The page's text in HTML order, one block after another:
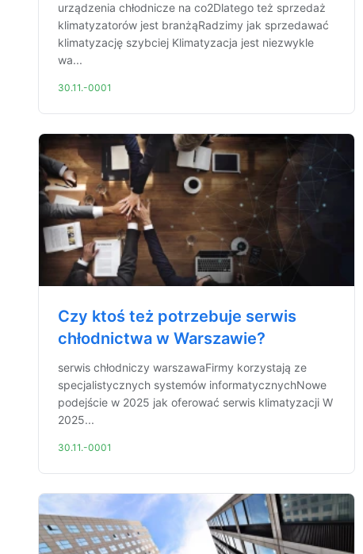
urządzenia chłodnicze na co2Dlatego też sprzedaż
klimatyzatorów jest branżąRadzimy jak sprzedawać
klimatyzację szybciej Klimatyzacja jest niezwykle
wa...
30.11.-0001
Czy ktoś też potrzebuje serwis
chłodnictwa w Warszawie?
serwis chłodniczy warszawaFirmy korzystają ze
specjalistycznych systemów informatycznychNowe
podejście w 2025 jak oferować serwis klimatyzacji W
2025...
30.11.-0001